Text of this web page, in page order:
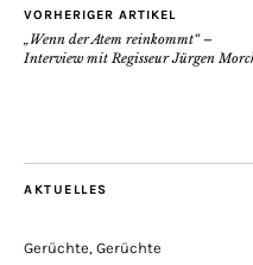
VORHERIGER ARTIKEL
„Wenn der Atem reinkommt“ –
Interview mit Regisseur Jürgen
AKTUELLES
Gerüchte, Gerüchte